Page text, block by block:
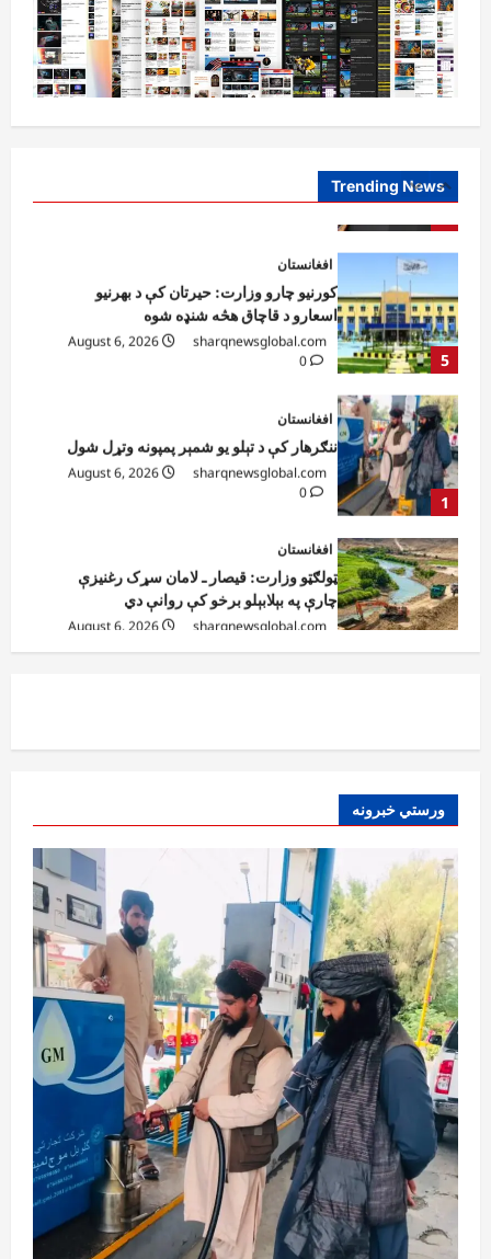
Trending News
3
sharqnewsglobal.com
August 6, 2026
0
4
آمریکا
ټرمپ : ایران سره خبرې د پوځي اقدام پر ځای
sharqnewsglobal.com
5
کورنیو چارو وزارت: حیرتان کې د بهرنیو
اسعارو د قاچاق هڅه شنډه شوه
sharqnewsglobal.com
August 6, 2026
0
1
ننګرهار کې د تېلو یو شمېر پمپونه وتړل شول
sharqnewsglobal.com
August 6, 2026
2
ټولګټو وزارت: قیصار ـ لامان سړک رغنیزې
چارې په بېلابېلو برخو کې روانې دي
sharqnewsglobal.com
August 6, 2026
0
4
غوره بولي
sharqnewsglobal.com
0
5
افغانستان
کورنیو چارو وزارت: حیرتان کې د بهرنیو
اسعارو د قاچاق هڅه شنډه شوه
sharqnewsglobal.com
August 6, 2026
0
ورستي خبرونه